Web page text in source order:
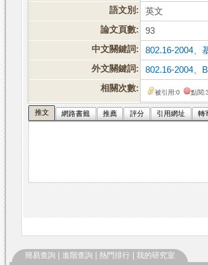
語文別:
英文
論文頁數:
93
中文關鍵詞:
802.16-2004 、
外文關鍵詞:
802.16-2004
相關次數:
被引用:0 點閱
推文 網路書籤 推薦 評分 引用網址 轉
簡易查詢 進階查詢 熱門排行 我的研究室